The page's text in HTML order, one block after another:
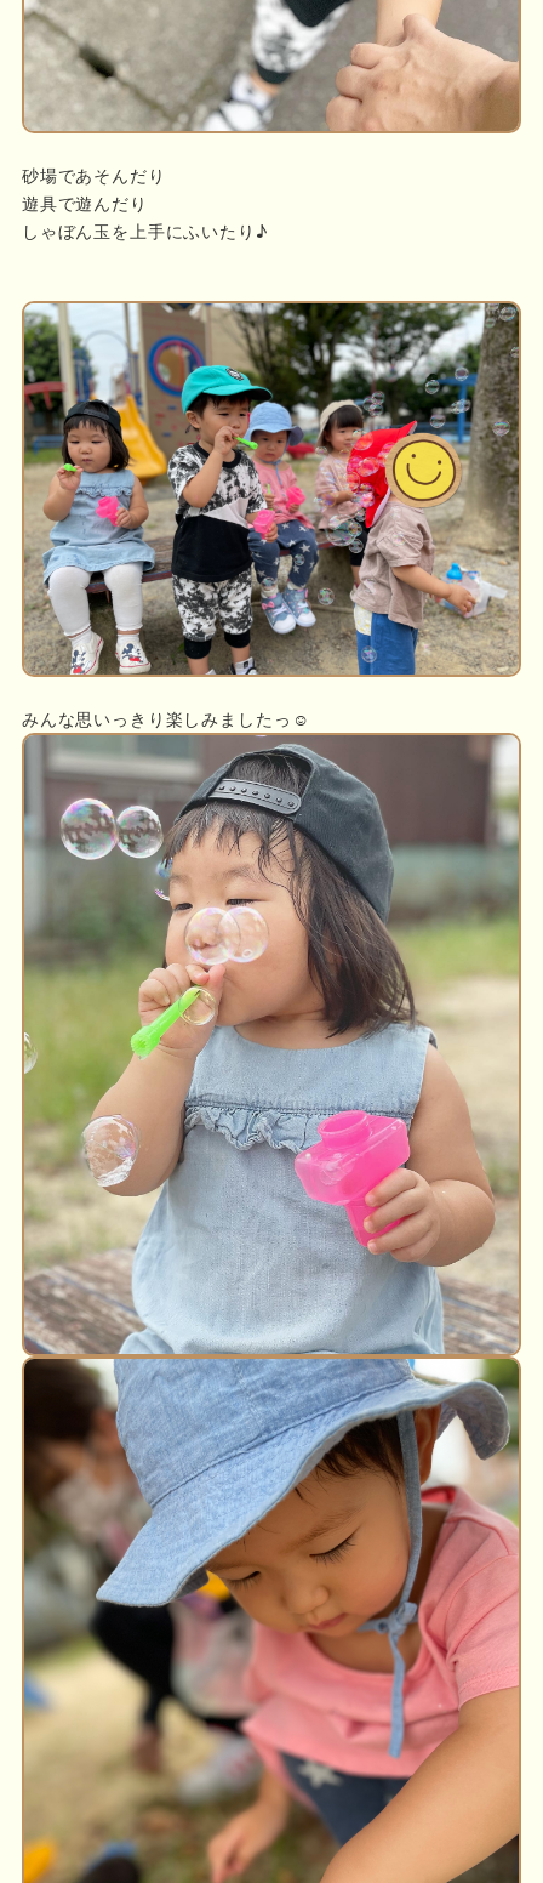
砂場であそんだり
遊具で遊んだり
しゃぼん玉を上手にふいたり♪
みんな思いっきり楽しみましたっ☺︎